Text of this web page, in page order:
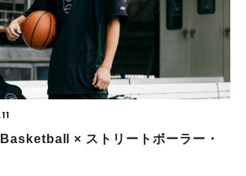
× ストリートボーラー・